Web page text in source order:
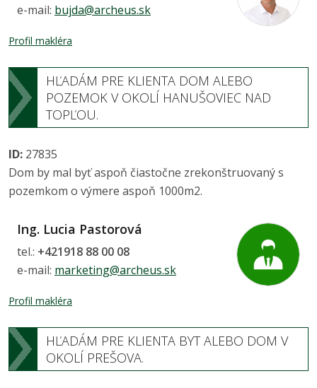
e-mail: bujda@archeus.sk
Profil makléra
HĽADÁM PRE KLIENTA DOM ALEBO
POZEMOK V OKOLÍ HANUŠOVIEC NAD
TOPĽOU.
ID: 27835
Dom by mal byť aspoň čiastočne zrekonštruovaný s
pozemkom o výmere aspoň 1000m2.
Ing. Lucia Pastorová
tel.: +421918 88 00 08
e-mail: marketing@archeus.sk
Profil makléra
HĽADÁM PRE KLIENTA BYT ALEBO DOM V
OKOLÍ PREŠOVA.